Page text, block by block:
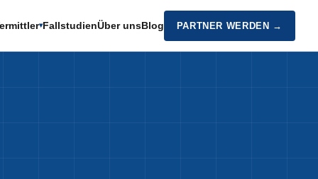
FallstudienÜber unsBlog PARTNER WERDEN →